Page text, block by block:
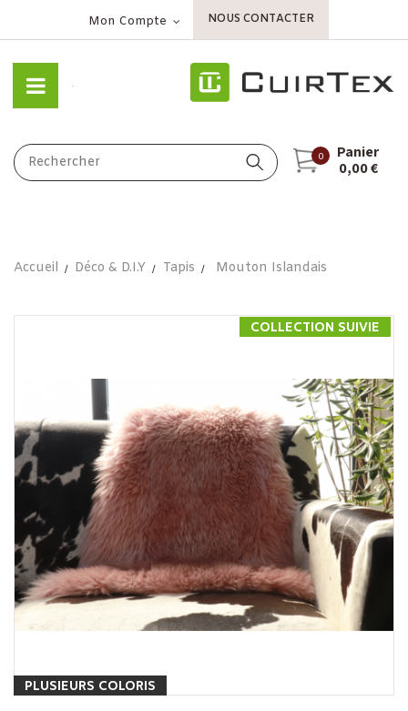
Mon Compte NOUS CONTACTER
0
Panier
0,00 €
Accueil Déco & D.I.Y Tapis Mouton Islandais
PLUSIEURS COLORIS
COLLECTION SUIVIE